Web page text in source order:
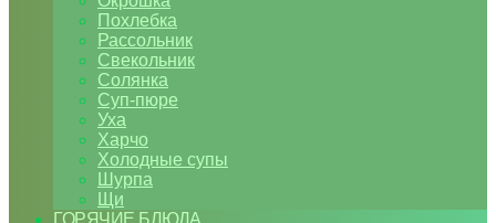
Похлебка
Рассольник
Свекольник
Солянка
Суп-пюре
Уха
Харчо
Холодные супы
Шурпа
Щи
ГОРЯЧИЕ БЛЮДА